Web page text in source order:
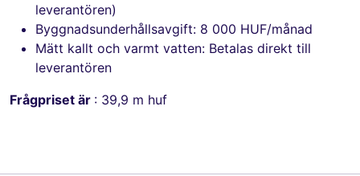
leverantören)
Byggnadsunderhållsavgift: 8 000 HUF/månad
Mätt kallt och varmt vatten: Betalas direkt till
leverantören
Frågpriset är : 39,9 m huf